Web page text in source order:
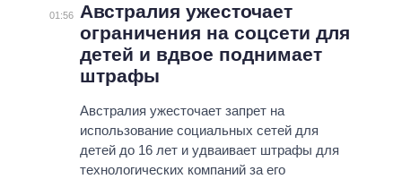
01:56
Австралия ужесточает
ограничения на соцсети для
детей и вдвое поднимает
штрафы
Австралия ужесточает запрет на
использование социальных сетей для
детей до 16 лет и удваивает штрафы для
технологических компаний за его